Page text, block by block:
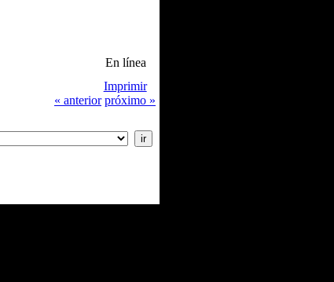
En línea
Imprimir
« anterior próximo »